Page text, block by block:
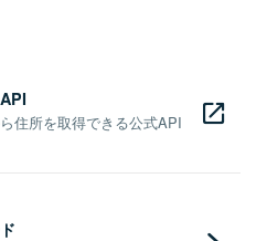
住所を取得できる公式API